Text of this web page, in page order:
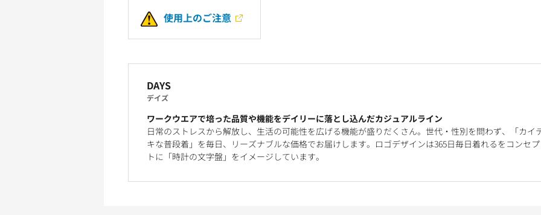
使用上のご注意
DAYS
デイズ
ワークウエアで培った品質や機能をデイリーに落とし込んだカジュアルライン
日常のストレスから解放し、生活の可能性を広げる機能が盛りだくさん。世代・性別を問わず、「カイ
キな普段着」を毎日、リーズナブルな価格でお届けします。ロゴデザインは365日毎日着れるをコンセプ
トに「時計の文字盤」をイメージしています。